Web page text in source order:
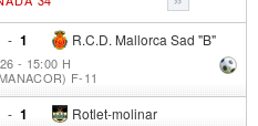
- R.C.D. Mallorca Sad "B"
1
- 15:00 H
F-11
- Rotlet-molinar
1